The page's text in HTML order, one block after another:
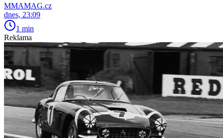
MMAMAG.cz
dnes, 23:09
1 min
Reklama